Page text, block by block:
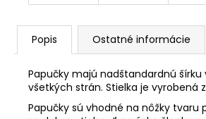
Popis Ostatné informácie
Papučky majú nadštandardnú
všetkých strán. Stielka je
Papučky sú vhodné na nôžky tvaru